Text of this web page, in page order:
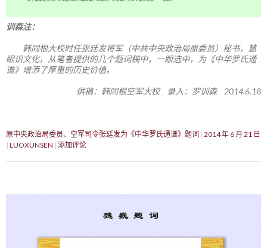
训森注：
韩同根大校时任张廷发将军（中共中央政治局原委员）秘书，慧
眼识文化，从笔者提供的几个题词稿中，一眼选中，为《中华罗氏通
谱》增添了厚重的历史价值。
供稿：韩同根空军大校 录入：罗训森 2014.6.18
原中央政治局委员、空军司令张廷发为《中华罗氏通谱》题词 2014 年 6 月 21 日
LUOXUNSEN 添加评论